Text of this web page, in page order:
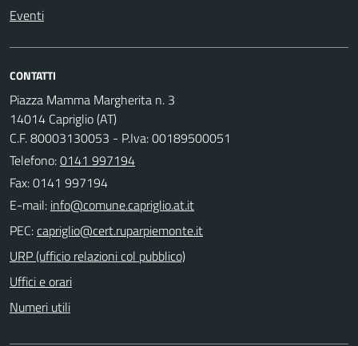
Eventi
CONTATTI
Piazza Mamma Margherita n. 3
14014 Capriglio (AT)
C.F. 80003130053 - P.Iva: 00189500051
Telefono:0141 997194
Fax: 0141 997194
E-mail:
PEC:
URP (ufficio relazioni col pubblico)
Uffici e orari
Numeri utili